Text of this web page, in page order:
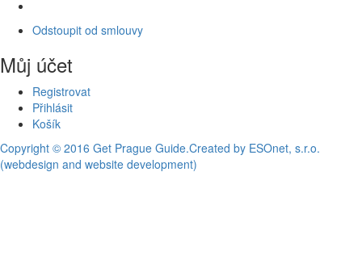
Odstoupit od smlouvy
Můj účet
Registrovat
Přihlásit
Košík
Copyright © 2016 Get Prague Guide.Created by ESOnet, s.r.o.
(webdesign and website development)